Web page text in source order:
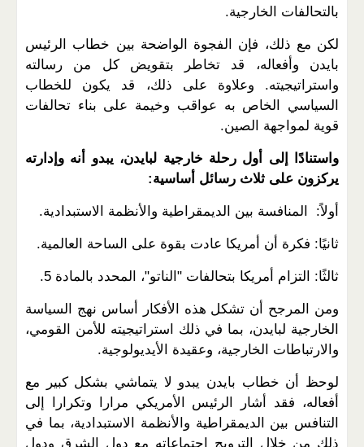
بالتحالفات الخارجية.
لكن مع ذلك، فإن الفجوة الواضحة بين خطاب الرئيس
بايدن وأفعاله، قد تخاطر بتقويض كل من رسالته
واستراتيجيته. وعلاوة على ذلك، قد يكون للخطاب
السياسي الخاص به عواقب وخيمة على بناء تحالفات
قوية لمواجهة الصين.
واستنادًا إلى أول رحلة خارجية لبايدن، يبدو أنه وإدارته
يركزون على ثلاث رسائل أساسية:
أولاً: المنافسة بين الديمقراطية والأنظمة الاستبدادية.
ثانيًا: فكرة أن أمريكا عادت بقوة على الساحة العالمية.
ثالثًا: التزام أمريكا بتحالفات "الناتو"، المحدد بالمادة 5.
ومن المرجح أن تشكل هذه الأفكار أساس نهج السياسة
الخارجية لبايدن، بما في ذلك استراتيجيته للأمن القومي،
والارتباطات الخارجية، وعقيدة الأيديولوجية.
لوحظ أن خطاب بايدن يبدو لا يتماشي بشكل كبير مع
أفعاله، فقد أشار الرئيس الأمريكي مرارا وتكرارا إلى
التنافس بين الديمقراطية والأنظمة الاستبدادية، بما في
ذلك من خلال الترويج اجتماعاته مع دول الشرق ودول